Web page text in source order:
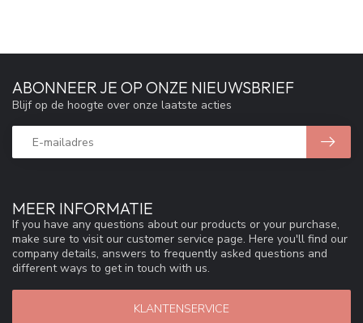
MEER INFORMATIE
If you have any questions about our products or your purchase,
make sure to visit our customer service page. Here you'll find our
company details, answers to frequently asked questions and
different ways to get in touch with us.
KLANTENSERVICE
ABONNEER JE OP ONZE NIEUWSBRIEF
Blijf op de hoogte over onze laatste acties